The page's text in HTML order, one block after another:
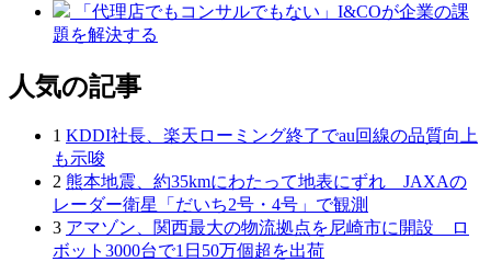
「代理店でもコンサルでもない」I&COが企業の課
題を解決する
人気の記事
1 KDDI社長、楽天ローミング終了でau回線の品質向上
も示唆
2 熊本地震、約35kmにわたって地表にずれ JAXAの
レーダー衛星「だいち2号・4号」で観測
3 アマゾン、関西最大の物流拠点を尼崎市に開設 ロ
ボット3000台で1日50万個超を出荷